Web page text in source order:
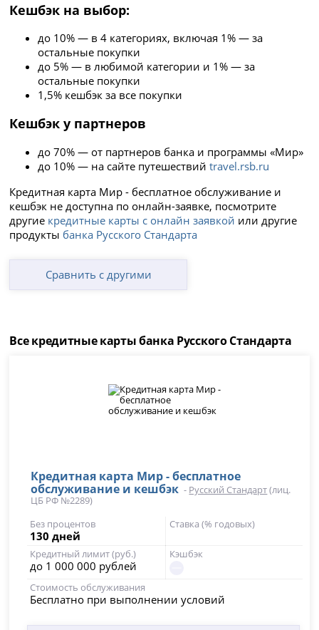
Кешбэк на выбор:
до 10% — в 4 категориях, включая 1% — за
остальные покупки
до 5% — в любимой категории и 1% — за
остальные покупки
1,5% кешбэк за все покупки
Кешбэк у партнеров
до 70% — от партнеров банка и программы «Мир»
до 10% — на сайте путешествийtravel.rsb.ru
Кредитная карта Мир - бесплатное обслуживание и
кешбэк не доступна по онлайн-заявке, посмотрите
другие кредитные карты с онлайн заявкой или другие
продукты банка Русского Стандарта
Сравнить с другими
Все кредитные карты банка Русского Стандарта
Кредитная карта Мир - бесплатное
обслуживание и кешбэк - Русский Стандарт(лиц.
ЦБ РФ №2289)
Без процентов
130 дней
Ставка (% годовых)
Кредитный лимит (руб.)
до 1 000 000 рублей
Кэшбэк
Стоимость обслуживания
Бесплатно при выполнении условий